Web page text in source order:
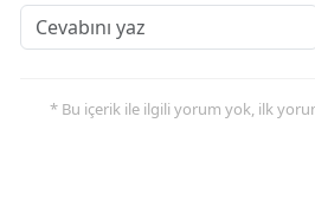
* Bu içerik ile ilgili yorum yok, ilk